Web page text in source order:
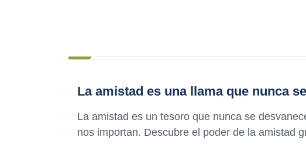
La amistad es una llama que nunca
La amistad es un tesoro que nunca se
nos importan. Descubre el poder de la amistad